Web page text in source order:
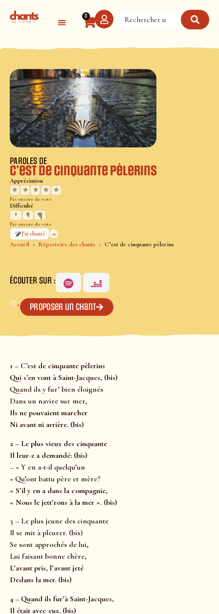
0
Accueil Répertoire des chants C’est de cinquante pèlerins
PAROLES DE
C’est de cinquante pèlerins
Appréciation
★
★ ★ ★ ★
Pas encore de vote
Difficulté
Pas encore de vote
J’ai chanté
0
ÉCOUTER SUR :
♡+ Proposer un chant
1 – C’est de cinquante pèlerins
Qui s’en vont à Saint-Jacques, (bis)
Quand ils y fur’ bien éloignés
Dans un navire sur mer,
Ils ne pouvaient marcher
Ni avant ni arrière. (bis)
2 – Le plus vieux des cinquante
Il leur-z a demandé: (bis)
– « Y en a-t-il quelqu’un
« Qu’ont battu père et mère?
« S’il y en a dans la compagnie,
« Nous le jett’rons à la mer ». (bis)
3 – Le plus jeune des cinquante
Il se mit à pleurer. (bis)
Se sont approchés de lui,
Lui faisant bonne chère,
L’avant pris, l’avant jeté
Dedans la mer. (bis)
4 – Quand ils fur’à Saint-Jacques,
Il était avec eux. (bis)